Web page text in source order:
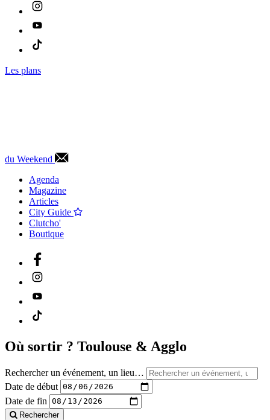
Les plans
du Weekend
Agenda
Magazine
Articles
City Guide
Clutcho'
Boutique
Où sortir ? Toulouse & Agglo
Rechercher un événement, un lieu…
Date de début
Date de fin
Rechercher